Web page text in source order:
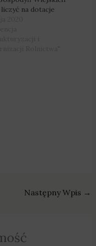
na dotacje
Następny Wpis →